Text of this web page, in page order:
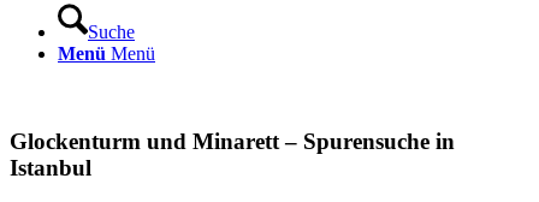
Suche
Menü Menü
Glockenturm und Minarett – Spurensuche in
Istanbul